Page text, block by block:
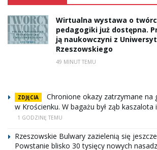
Wirtualna wystawa o
pedagogiki już dostępna.
ją naukowczyni z
Rzeszowskiego
49 MINUT TEMU
ZDJĘCIA
Chronione okazy zatrzymane na
w Krościenku. W bagażu był ząb kaszalota
1 GODZINĘ TEMU
Rzeszowskie Bulwary zazielenią się
Powstanie blisko 30 tysięcy nowych